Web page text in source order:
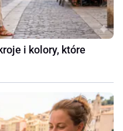
i kolory, które